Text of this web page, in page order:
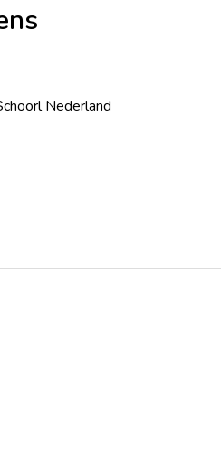
23 1871 CS Schoorl Nederland